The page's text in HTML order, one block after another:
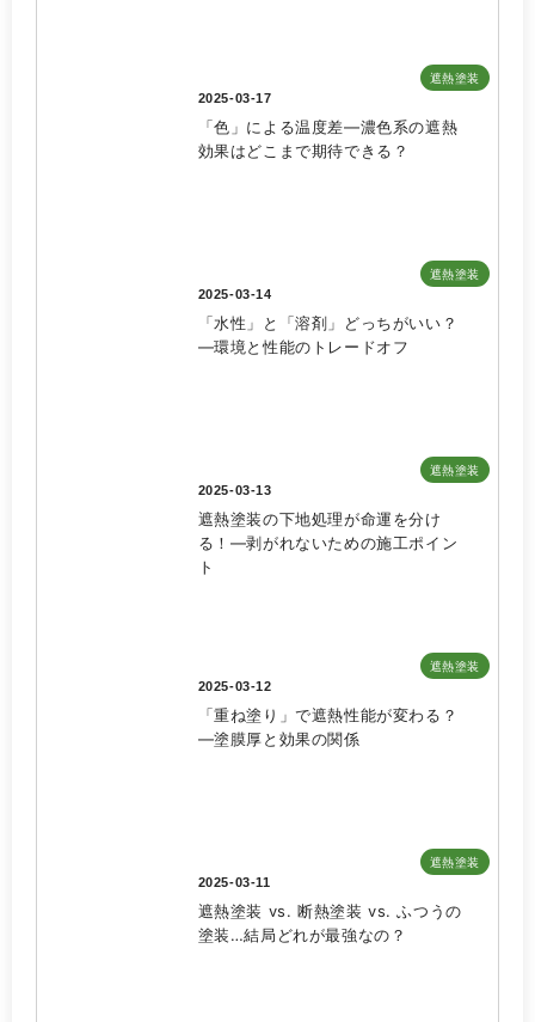
遮熱塗装
2025-03-17
「色」による温度差—濃色系の遮熱
効果はどこまで期待できる？
遮熱塗装
2025-03-14
「水性」と「溶剤」どっちがいい？
—環境と性能のトレードオフ
遮熱塗装
2025-03-13
遮熱塗装の下地処理が命運を分け
る！—剥がれないための施工ポイン
ト
遮熱塗装
2025-03-12
「重ね塗り」で遮熱性能が変わる？
—塗膜厚と効果の関係
遮熱塗装
2025-03-11
遮熱塗装 vs. 断熱塗装 vs. ふつうの
塗装…結局どれが最強なの？